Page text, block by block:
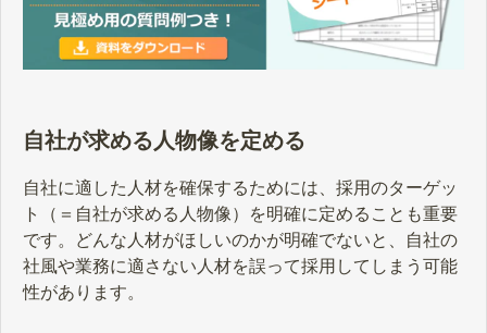
自社が求める人物像を定める
自社に適した人材を確保するためには、採用のターゲッ
ト（＝自社が求める人物像）を明確に定めることも重要
です。どんな人材がほしいのかが明確でないと、自社の
社風や業務に適さない人材を誤って採用してしまう可能
性があります。